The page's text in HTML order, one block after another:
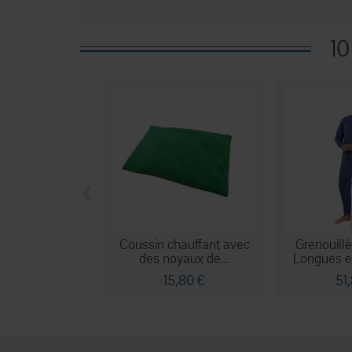
Coussin chauffant avec
des noyaux de...
15,80 €
Longues